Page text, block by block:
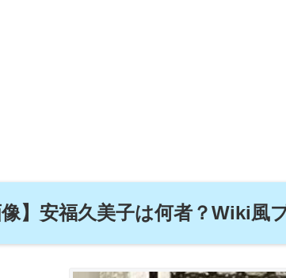
像】安福久美子は何者？Wiki風